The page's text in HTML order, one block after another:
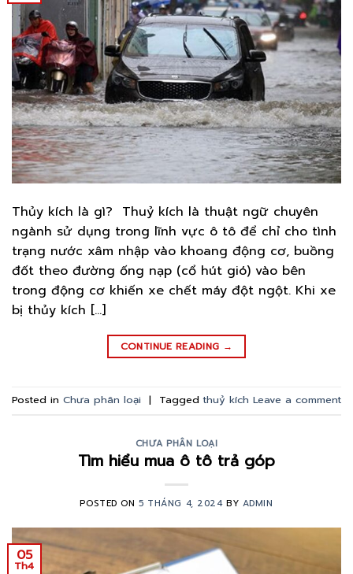
Thủy kích là gì? Thuỷ kích là thuật ngữ chuyên
ngành sử dụng trong lĩnh vực ô tô để chỉ cho tình
trạng nước xâm nhập vào khoang động cơ, buồng
đốt theo đường ống nạp (cổ hút gió) vào bên
trong động cơ khiến xe chết máy đột ngột. Khi xe
bị thủy kích […]
CONTINUE READING →
Posted in Chưa phân loại | Taggedthuỷ kích Leave a comment
CHƯA PHÂN LOẠI
Tìm hiểu mua ô tô trả góp
POSTED ON5 THÁNG 4, 2024BY ADMIN
05
Th4